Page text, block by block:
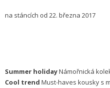
na stáncích od 22. března 2017
Summer holidayNámořnická
Cool trend Must-haves kousky s